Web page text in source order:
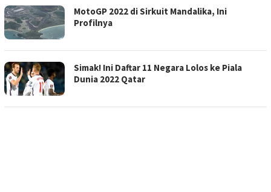
MotoGP 2022 di Sirkuit Mandalika, Ini
Profilnya
Simak! Ini Daftar 11 Negara Lolos ke Piala
Dunia 2022 Qatar